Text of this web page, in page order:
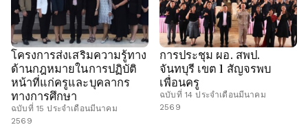
โครงการส่งเสริมความรู้ทาง
ด้านกฎหมายในการปฏิบัติ
หน้าที่แก่ครูและบุคลากร
ทางการศึกษา
ฉบับที่ 15 ประจำเดือนมีนาคม
2569
การประชุม ผอ. สพป.
จันทบุรี เขต 1 สัญจรพบ
เพื่อนครู
ฉบับที่ 14 ประจำเดือนมีนาคม
2569